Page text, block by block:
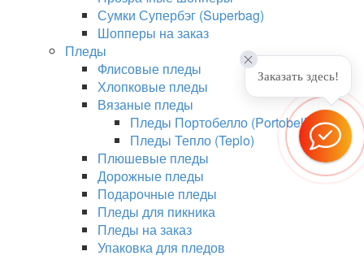
Сумки Супербэг (Superbag)
Шопперы на заказ
Пледы
Флисовые пледы
Хлопковые пледы
Вязаные пледы
Пледы Портобелло (Portobello)
Пледы Тепло (Teplo)
Плюшевые пледы
Дорожные пледы
Подарочные пледы
Пледы для пикника
Пледы на заказ
Упаковка для пледов
Заказать здесь!